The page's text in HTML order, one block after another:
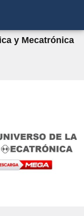
y Mecatrónica